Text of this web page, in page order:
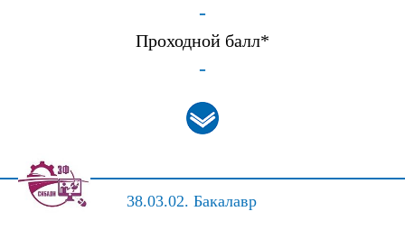
-
Проходной балл*
-
38.03.02. Бакалавр